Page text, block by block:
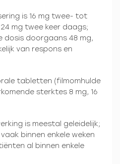
is 16 mg twee- tot
mg twee keer daags;
dosis doorgaans 48 mg,
van respons en
tabletten (filmomhulde
sterktes 8 mg, 16
is meestal geleidelijk;
binnen enkele weken
al binnen enkele